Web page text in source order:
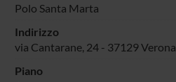
Polo Santa Marta
Indirizzo
via Cantarane, 24 - 37129 Verona
Piano